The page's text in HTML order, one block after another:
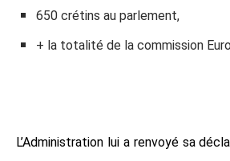
650 crétins au parlement,
+ la totalité de la commission
L’Administration lui a renvoyé sa